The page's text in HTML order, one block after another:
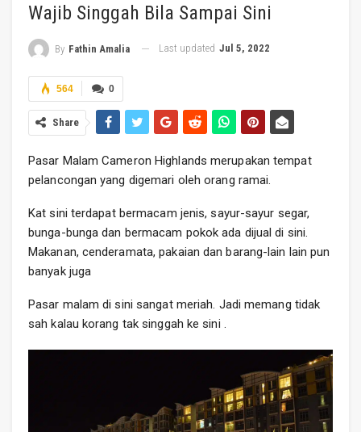
Wajib Singgah Bila Sampai Sini
By Fathin Amalia Last updated Jul 5, 2022
0
564
Share
Pasar Malam Cameron Highlands merupakan tempat
pelancongan yang digemari oleh orang ramai.
Kat sini terdapat bermacam jenis, sayur-sayur segar,
bunga-bunga dan bermacam pokok ada dijual di sini.
Makanan, cenderamata, pakaian dan barang-lain lain pun
banyak juga
Pasar malam di sini sangat meriah. Jadi memang tidak
sah kalau korang tak singgah ke sini .